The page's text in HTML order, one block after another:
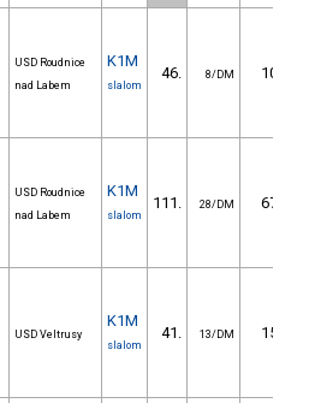
USD Roudnice
nad Labem
K1M
slalom
46. 8/DM 10.54
USD Roudnice
nad Labem
K1M
slalom
111. 28/DM 67.73
USD Veltrusy
K1M
slalom
41. 13/DM 15.43